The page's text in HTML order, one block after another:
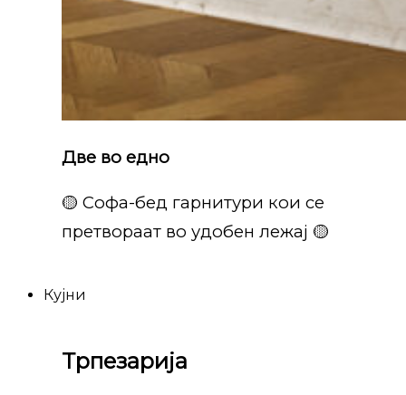
Две во едно
🟡 Софа-бед гарнитури кои се
претвораат во удобен лежај 🟡
Кујни
Трпезарија